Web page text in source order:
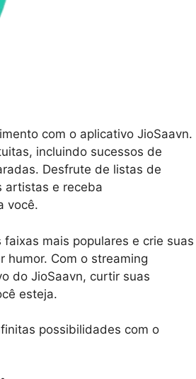
com o aplicativo JioSaavn.
incluindo sucessos de
Desfrute de listas de
artistas e receba
você.
mais populares e crie suas
humor. Com o streaming
do JioSaavn, curtir suas
esteja.
possibilidades com o